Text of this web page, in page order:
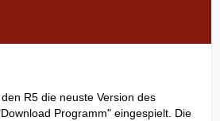
R5 die neuste Version des
Programm" eingespielt. Die